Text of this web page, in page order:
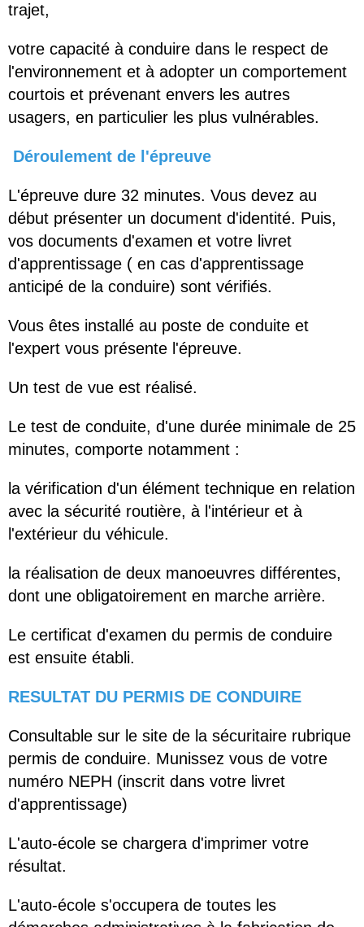
trajet,
votre capacité à conduire dans le respect de
l'environnement et à adopter un comportement
courtois et prévenant envers les autres
usagers, en particulier les plus vulnérables.
Déroulement de l'épreuve
L'épreuve dure 32 minutes. Vous devez au
début présenter un document d'identité. Puis,
vos documents d'examen et votre livret
d'apprentissage ( en cas d'apprentissage
anticipé de la conduire) sont vérifiés.
Vous êtes installé au poste de conduite et
l'expert vous présente l'épreuve.
Un test de vue est réalisé.
Le test de conduite, d'une durée minimale de 25
minutes, comporte notamment :
la vérification d'un élément technique en relation
avec la sécurité routière, à l'intérieur et à
l'extérieur du véhicule.
la réalisation de deux manoeuvres différentes,
dont une obligatoirement en marche arrière.
Le certificat d'examen du permis de conduire
est ensuite établi.
RESULTAT DU PERMIS DE CONDUIRE
Consultable sur le site de la sécuritaire rubrique
permis de conduire. Munissez vous de votre
numéro NEPH (inscrit dans votre livret
d'apprentissage)
L'auto-école se chargera d'imprimer votre
résultat.
L'auto-école s'occupera de toutes les